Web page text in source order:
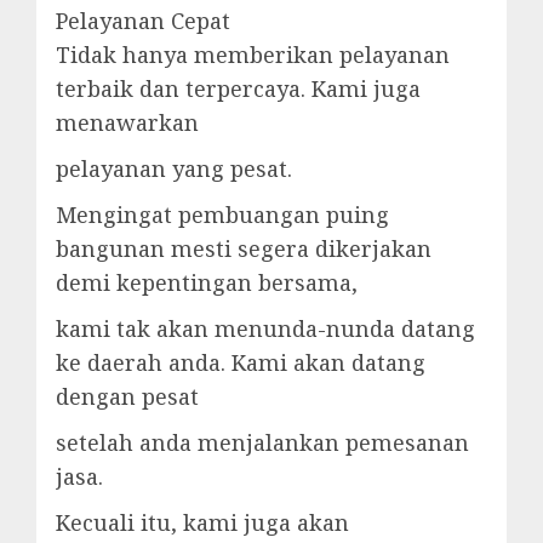
Pelayanan Cepat
Tidak hanya memberikan pelayanan
terbaik dan terpercaya. Kami juga
menawarkan
pelayanan yang pesat.
Mengingat pembuangan puing
bangunan mesti segera dikerjakan
demi kepentingan bersama,
kami tak akan menunda-nunda datang
ke daerah anda. Kami akan datang
dengan pesat
setelah anda menjalankan pemesanan
jasa.
Kecuali itu, kami juga akan